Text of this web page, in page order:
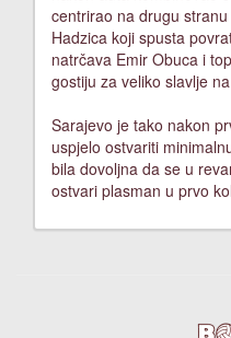
centrirao na drugu
Hadzica koji spusta
natrčava Emir Obuca i
gostiju za veliko slavlje
Sarajevo je tako nakon
uspjelo ostvariti
bila dovoljna da se u
ostvari plasman u prvo